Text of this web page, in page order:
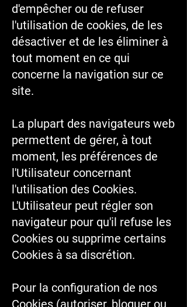
d'empêcher ou de refuser
l'utilisation de cookies, de les
désactiver et de les éliminer à
tout moment en ce qui
concerne la navigation sur ce
site.
La plupart des navigateurs web
permettent de gérer, à tout
moment, les préférences de
l'Utilisateur concernant
l'utilisation des Cookies.
L'Utilisateur peut régler son
navigateur pour qu'il refuse les
Cookies ou supprime certains
Cookies à sa discrétion.
Pour la configuration de nos
Cookies (autoriser, bloquer ou